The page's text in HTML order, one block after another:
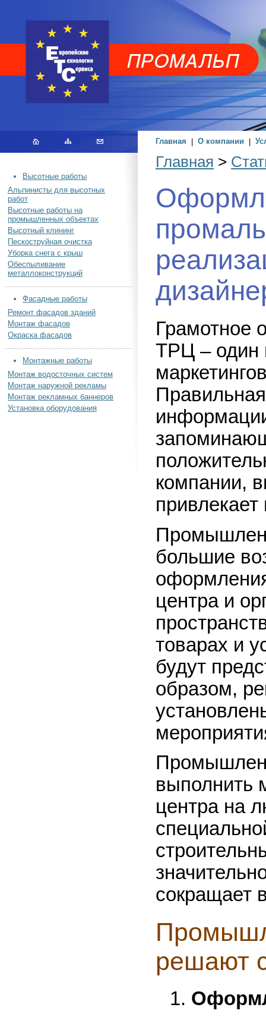
Главная О компании
Высотные работы
Альпинисты для высотных
работ
Высотные работы на
промышленных объектах
Высотный клининг
Пескоструйная очистка
Уборка снега с крыш
Обеспыливание
металлоконструкций
Фасадные работы
Ремонт фасадов зданий
Монтаж фасадов
Окраска фасадов
Монтажные работы
Монтаж водосточных систем
Монтаж наружной рекламы
Монтаж рекламных баннеров
Установка оборудования
Главная >
Грамотное
ТРЦ – один
компании,
привлекает
большие
центра и
товарах и
будут
образом,
выполнить
центра на
сокращает
решают